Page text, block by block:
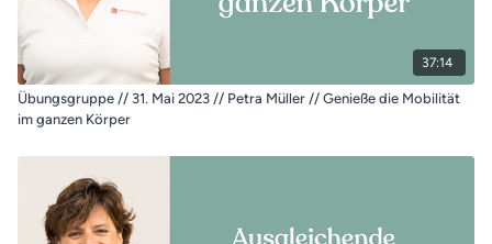
37:14
Übungsgruppe // 31. Mai 2023 // Petra Müller // Genieße die Mobilität
im ganzen Körper